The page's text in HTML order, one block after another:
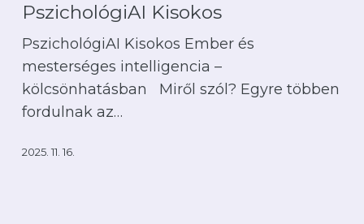
PszichológiAI Kisokos
PszichológiAI Kisokos Ember és
mesterséges intelligencia –
kölcsönhatásban Miről szól? Egyre többen
fordulnak az…
2025. 11. 16.